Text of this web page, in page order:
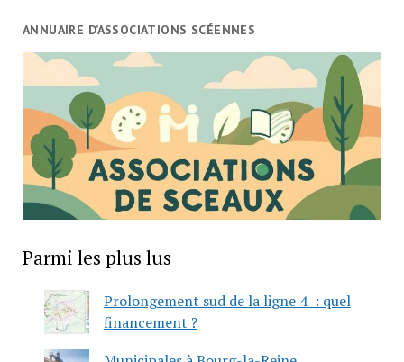
ANNUAIRE D’ASSOCIATIONS SCÉENNES
Parmi les plus lus
Prolongement sud de la ligne 4 : quel
financement ?